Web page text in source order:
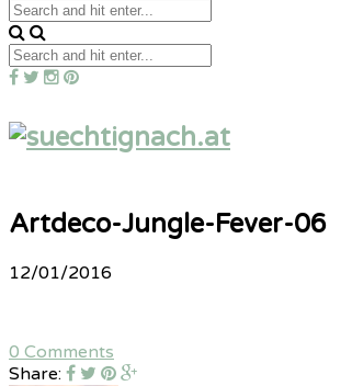
Artdeco-Jungle-Fever-06
12/01/2016
0 Comments
Share: